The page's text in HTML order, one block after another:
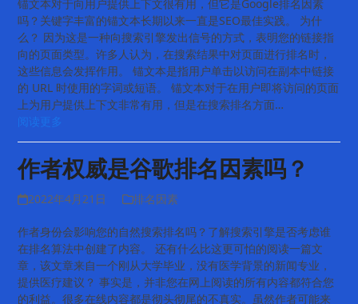
锚文本对于向用户提供上下文很有用，但它是Google排名因素
吗？关键字丰富的锚文本长期以来一直是SEO最佳实践。 为什
么？ 因为这是一种向搜索引擎发出信号的方式，表明您的链接指
向的页面类型。许多人认为，在搜索结果中对页面进行排名时，
这些信息会发挥作用。 锚文本是指用户单击以访问在副本中链接
的 URL 时使用的字词或短语。 锚文本对于在用户即将访问的页面
上为用户提供上下文非常有用，但是在搜索排名方面…
阅读更多
作者权威是谷歌排名因素吗？
2022年4月21日 排名因素
作者身份会影响您的自然搜索排名吗？了解搜索引擎是否考虑谁
在排名算法中创建了内容。 还有什么比这更可怕的阅读一篇文
章，该文章来自一个刚从大学毕业，没有医学背景的新闻专业，
提供医疗建议？ 事实是，并非您在网上阅读的所有内容都符合您
的利益。很多在线内容都是彻头彻尾的不真实。虽然作者可能来